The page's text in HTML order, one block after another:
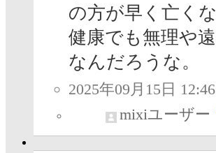
の方が早く亡く
健康でも無理や
なんだろうな。
2025年09月15日 12:46
mixiユーザー